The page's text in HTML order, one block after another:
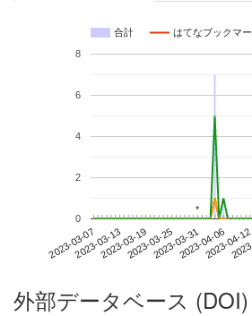
合計 はてなブックマー
2023-03-072023-03-132023-03-192023-03-252023-03-312023-04-062023-04-12
0
2
4
6
8
**
外部データベース (DOI)